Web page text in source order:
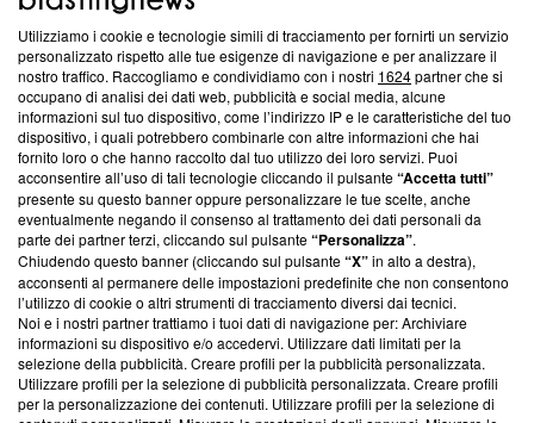
Questa sezione offre informazioni trasparenti su Blasting
News, sui nostri processi editoriali e su come ci impegniamo a
creare news di qualità. Inoltre, afferma la nostra aderenza a
‘Trust Project - News with Integrity’Blasting News non è
ancora membro del programma, ma ha richiesto di farne
parte; Trust Project non ha ancora effettuato una verifica di
conformità agli standard.
Su di noi
Team editoriale
Corporate
Redazione
Informativa Privacy
Utilizziamo i cookie e tecnologie simili di tracciamento per fornirti un servizio
personalizzato rispetto alle tue esigenze di navigazione e per analizzare il
nostro traffico. Raccogliamo e condividiamo con i nostri 1624partner che si
occupano di analisi dei dati web, pubblicità e social media, alcune
informazioni sul tuo dispositivo, come l’indirizzo IP e le caratteristiche del tuo
dispositivo, i quali potrebbero combinarle con altre informazioni che hai
fornito loro o che hanno raccolto dal tuo utilizzo dei loro servizi. Puoi
acconsentire all’uso di tali tecnologie cliccando il pulsante“Accetta tutti”
presente su questo banner oppure personalizzare le tue scelte, anche
eventualmente negando il consenso al trattamento dei dati personali da
parte dei partner terzi, cliccando sul pulsante“Personalizza”.
Chiudendo questo banner (cliccando sul pulsante“X”in alto a destra),
acconsenti al permanere delle impostazioni predefinite che non consentono
l’utilizzo di cookie o altri strumenti di tracciamento diversi dai tecnici.
Noi e i nostri partner trattiamo i tuoi dati di navigazione per: Archiviare
informazioni su dispositivo e/o accedervi. Utilizzare dati limitati per la
selezione della pubblicità. Creare profili per la pubblicità personalizzata.
Utilizzare profili per la selezione di pubblicità personalizzata. Creare profili
per la personalizzazione dei contenuti. Utilizzare profili per la selezione di